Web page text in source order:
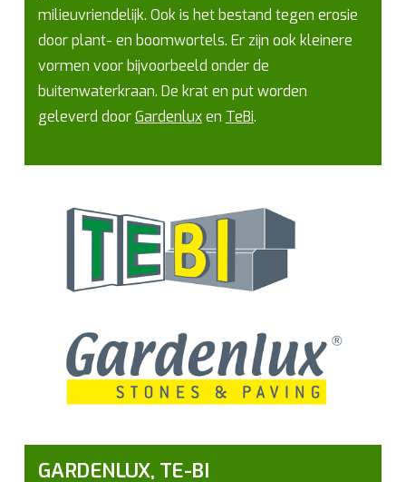
milieuvriendelijk. Ook is het bestand tegen erosie
door plant- en boomwortels. Er zijn ook kleinere
vormen voor bijvoorbeeld onder de
buitenwaterkraan. De krat en put worden
geleverd doorGardenluxen TeBi.
GARDENLUX, TE-BI